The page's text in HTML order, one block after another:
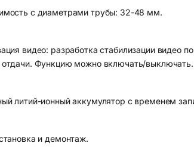
с диаметрами трубы: 32-48 мм.
видео: разработка стабилизации видео
Функцию можно включать/выключать.
литий-ионный аккумулятор с временем
и демонтаж.